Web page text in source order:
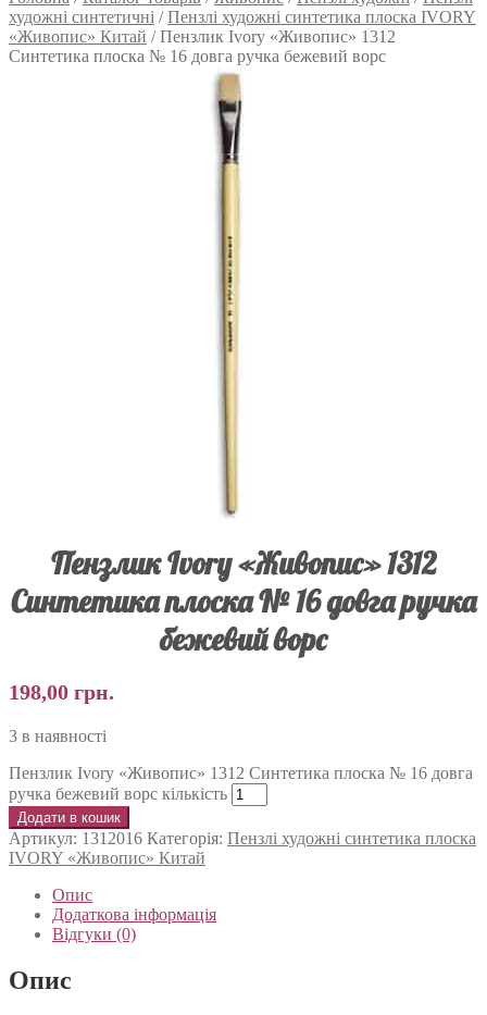
художні синтетичні /Пензлі художні синтетика плоска IVORY
«Живопис» Китай /Пензлик Ivory «Живопис» 1312
Синтетика плоска № 16 довга ручка бежевий ворс
Пензлик Ivory «Живопис» 1312
Синтетика плоска № 16 довга ручка
бежевий ворс
198,00 грн.
3 в наявності
Пензлик Ivory «Живопис» 1312 Синтетика плоска № 16 довга
ручка бежевий ворс кількість
Додати в кошик
Артикул: 1312016 Категорія: Пензлі художні синтетика плоска
IVORY «Живопис» Китай
Опис
Додаткова інформація
Відгуки (0)
Опис